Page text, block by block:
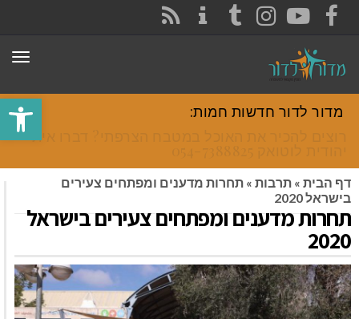
פתח
FACEBOOK
YOUTUBE
INSTAGRAM
TUMBLR
מדור לדור חדשות חמות:
רוצים להכיר את האוכל במטבח הצרפתי? דברו איתי
דף הבית » תרבות » תחרות מדענים ומפתחים צעירים
בישראל 2020
תחרות מדענים ומפתחים צעירים בישראל
2020